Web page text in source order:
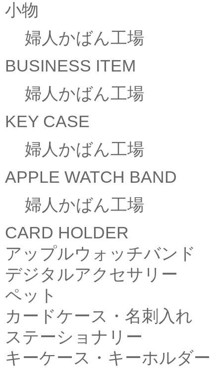
小物
婦人かばん工場
BUSINESS ITEM
婦人かばん工場
KEY CASE
婦人かばん工場
APPLE WATCH BAND
婦人かばん工場
CARD HOLDER
アップルウォッチバンド
デジタルアクセサリー
ペット
カードケース・名刺入れ
ステーショナリー
キーケース・キーホルダー